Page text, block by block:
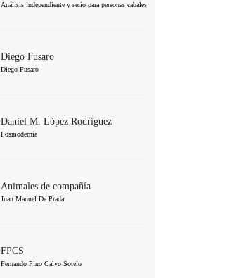
Análisis independiente y serio para personas cabales
Diego Fusaro
Diego Fusaro
Daniel M. López Rodríguez
Posmodernia
Animales de compañía
Juan Manuel De Prada
FPCS
Fernando Pino Calvo Sotelo